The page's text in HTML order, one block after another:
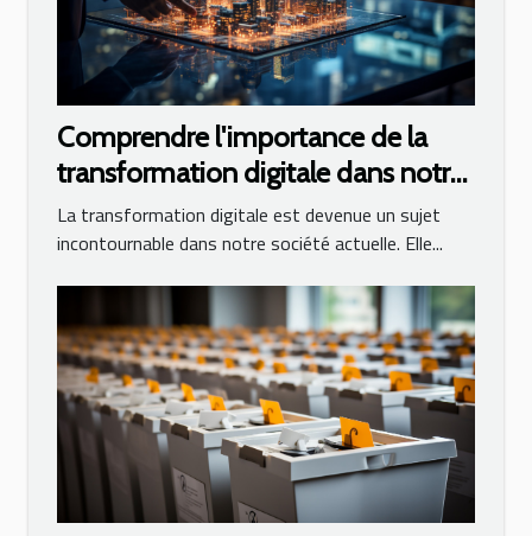
Comprendre l'importance de la
transformation digitale dans notre
société
La transformation digitale est devenue un sujet
incontournable dans notre société actuelle. Elle...